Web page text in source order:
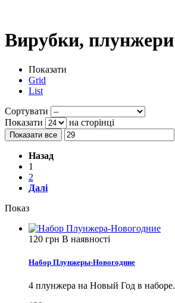
Вирубки, плунжери
Показати
Grid
List
Сортувати
Показати
на сторінці
Показати все
Назад
1
2
Далі
Показ
120 грн В наявності
Набор Плунжеры-Новогодние
4 плунжера на Новый Год в наборе.